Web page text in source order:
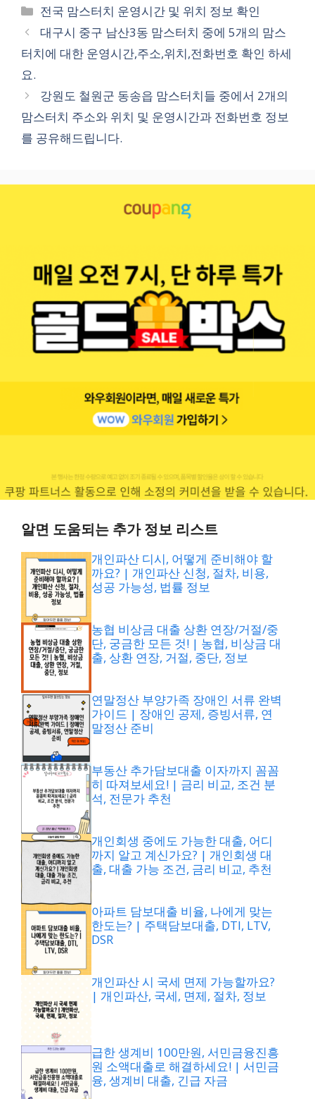
카
테
고
리
전국 맘스터치 운영시간 및 위치 정보 확인
대구시 중구 남산3동 맘스터치 중에 5개의 맘스
터치에 대한 운영시간,주소,위치,전화번호 확인 하세
요.
강원도 철원군 동송읍 맘스터치들 중에서 2개의
맘스터치 주소와 위치 및 운영시간과 전화번호 정보
를 공유해드립니다.
알면 도움되는 추가 정보 리스트
개인파산 디시, 어떻게 준비해야 할
까요? | 개인파산 신청, 절차, 비용,
성공 가능성, 법률 정보
농협 비상금 대출 상환 연장/거절/중
단, 궁금한 모든 것! | 농협, 비상금 대
출, 상환 연장, 거절, 중단, 정보
연말정산 부양가족 장애인 서류 완벽
가이드 | 장애인 공제, 증빙서류, 연
말정산 준비
부동산 추가담보대출 이자까지 꼼꼼
히 따져보세요! | 금리 비교, 조건 분
석, 전문가 추천
개인회생 중에도 가능한 대출, 어디
까지 알고 계신가요? | 개인회생 대
출, 대출 가능 조건, 금리 비교, 추천
아파트 담보대출 비율, 나에게 맞는
한도는? | 주택담보대출, DTI, LTV,
DSR
개인파산 시 국세 면제 가능할까요?
| 개인파산, 국세, 면제, 절차, 정보
급한 생계비 100만원, 서민금융진흥
원 소액대출로 해결하세요! | 서민금
융, 생계비 대출, 긴급 자금